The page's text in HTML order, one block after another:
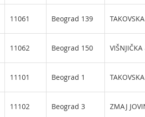
11061 Beograd 139
11062 Beograd 150
11101 Beograd 1
11102 Beograd 3 ZMAJ